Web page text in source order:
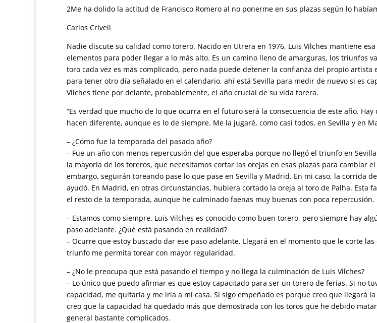
2Me ha dolido la actitud de Francisco Romero al no ponerme en sus plazas según lo
Carlos Crivell
Nadie discute su calidad como torero. Nacido en Utrera en 1976, Luis Vilches mantiene
elementos para poder llegar a lo más alto. Es un camino lleno de amarguras, los triunfos
toro cada vez es más complicado, pero nada puede detener la confianza del propio artista
para tener otro día señalado en el calendario, ahí está Sevilla para medir de nuevo si es
Vilches tiene por delante, probablemente, el año crucial de su vida torera.
“Es verdad que mucho de lo que ocurra en el futuro será la consecuencia de este año.
hacen diferente, aunque es lo de siempre. Me la jugaré, como casi todos, en Sevilla y en
– ¿Cómo fue la temporada del pasado año?
– Fue un año con menos repercusión del que esperaba porque no llegó el triunfo en
la mayoría de los toreros, que necesitamos cortar las orejas en esas plazas para cambiar
embargo, seguirán toreando pase lo que pase en Sevilla y Madrid. En mi caso, la corrida
ayudó. En Madrid, en otras circunstancias, hubiera cortado la oreja al toro de Palha. Esta
el resto de la temporada, aunque he culminado faenas muy buenas con poca repercusión.
– Estamos como siempre. Luis Vilches es conocido como buen torero, pero siempre hay
paso adelante. ¿Qué está pasando en realidad?
– Ocurre que estoy buscado dar ese paso adelante. Llegará en el momento que le corte
triunfo me permita torear con mayor regularidad.
– ¿No le preocupa que está pasando el tiempo y no llega la culminación de Luis Vilches?
– Lo único que puedo afirmar es que estoy capacitado para ser un torero de ferias. Si no
capacidad, me quitaría y me iría a mi casa. Si sigo empeñado es porque creo que llegará
creo que la capacidad ha quedado más que demostrada con los toros que he debido
general bastante complicados.